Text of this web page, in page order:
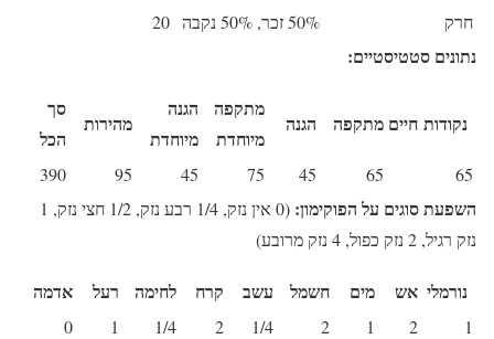
חרק 50% זכר, 50% נקבה 20
נתונים סטטיסטיים:
נקודות חיים מתקפה הגנה
מתקפה
מיוחדת
הגנה
מיוחדת
מהירות
סך
הכל
65
65
45
75
45
95
390
השפעת סוגים על הפוקימון:
(0 אין נזק, 1/4 רבע נזק, 1/2 חצי נזק, 1
נזק רגיל, 2 נזק כפול, 4 נזק מרובע)
נורמלי אש מים חשמל עשב קרח לחימה רעל אדמה
1
2
1
2
1/4
2
1/4
1
0